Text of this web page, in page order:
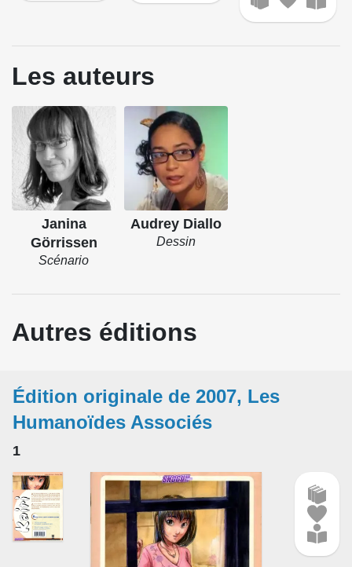
Les auteurs
Janina
Görrissen
Scénario
Audrey Diallo
Dessin
Autres éditions
Édition originale de 2007, Les
Humanoïdes Associés
1